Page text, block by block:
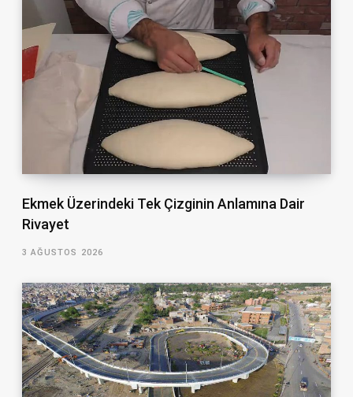
Ekmek Üzerindeki Tek Çizginin Anlamına Dair
Rivayet
3 AĞUSTOS 2026